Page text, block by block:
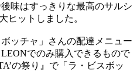
味はすっきりな最高のサルシ
ヒットしました。
ッチャ」さんの配達メニュー
でのみ購入できるもので
の祭り』で「ラ・ビスボッ